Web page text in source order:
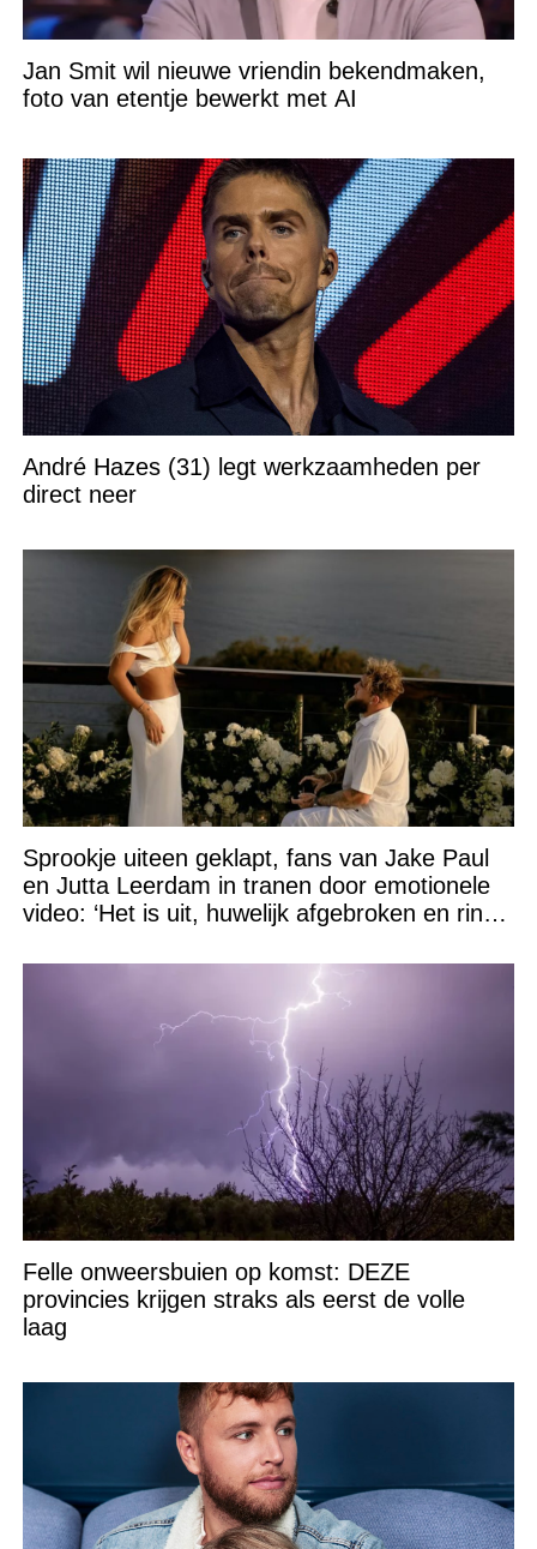
Jan Smit wil nieuwe vriendin bekendmaken,
foto van etentje bewerkt met AI
André Hazes (31) legt werkzaamheden per
direct neer
Sprookje uiteen geklapt, fans van Jake Paul
en Jutta Leerdam in tranen door emotionele
video: ‘Het is uit, huwelijk afgebroken en ring
Felle onweersbuien op komst: DEZE
provincies krijgen straks als eerst de volle
laag